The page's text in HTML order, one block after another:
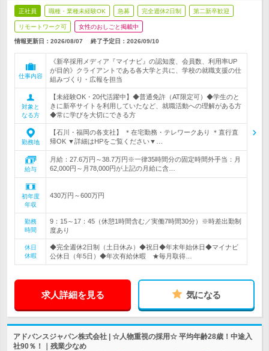
正社員 職種・業種未経験OK 急募 完全週休2日制 第二新卒歓迎
リモートワーク可 女性のおしごと掲載中
情報更新日：2026/08/07 終了予定日： 2026/09/10
仕事内容
《新卒採用メディア『マイナビ』の認知度、会員数、利用率UP
が目的》クライアントである各大学と共に、学校の就職支援の仕
組みづくり・広報を担当
対象と
なる方
【未経験OK・20代活躍中】◆普通免許（AT限定可）◆学生のと
きに新卒サイトを利用していたなど、就職活動への理解がある方
◆常に学びを大切にできる方
勤務地
【石川・福岡の各支社】 ＊在宅勤務・テレワークあり ＊直行直
帰OK ▼詳細はHPをご覧ください▼…
給与
月給：27.6万円～38.7万円※一律35時間分の固定時間外手当：月
62,000円～月78,000円が上記の月給に含…
初年度
年収
430万円～600万円
勤務
時間
9：15～17：45（休憩1時間含む／実働7時間30分）※時差出勤制
度あり
休日
休暇
◆完全週休2日制（土日休み）◆祝日◆年末年始休日◆マイナビ
公休日（年5日）◆年次有給休暇 ★毎月取得…
求人詳細を見る 気になる
アドバンスジャパン株式会社 | ☆人物重視の採用☆ 平均年齢28歳！中途入
社90％！｜残業少なめ